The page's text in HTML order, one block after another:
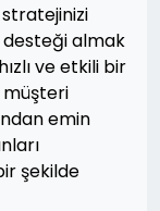
almak
ve etkili bir
müşteri
emin
şekilde